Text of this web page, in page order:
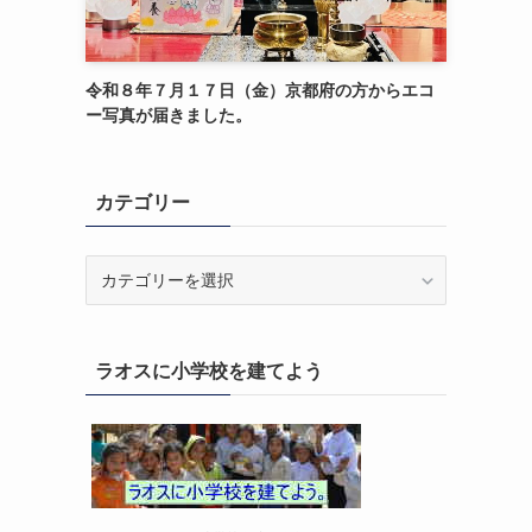
令和８年７月１７日（金）京都府の方からエコ
ー写真が届きました。
カテゴリー
ーラオスに小学校を建てよう